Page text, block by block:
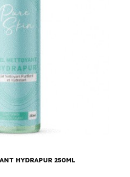
HYDRAPUR 250ML